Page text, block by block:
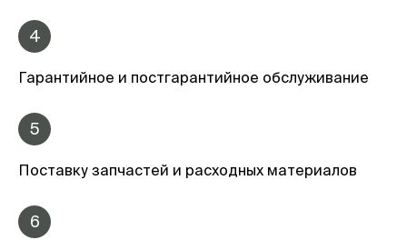
4
Гарантийное и постгарантийное обслуживание
5
Поставку запчастей и расходных материалов
6